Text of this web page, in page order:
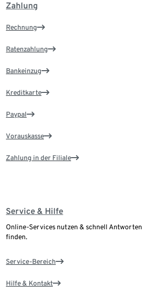
Zahlung
Rechnung
Ratenzahlung
Bankeinzug
Kreditkarte
Paypal
Vorauskasse
Zahlung in der Filiale
Service & Hilfe
Online-Services nutzen & schnell Antworten
finden.
Service-Bereich
Hilfe & Kontakt